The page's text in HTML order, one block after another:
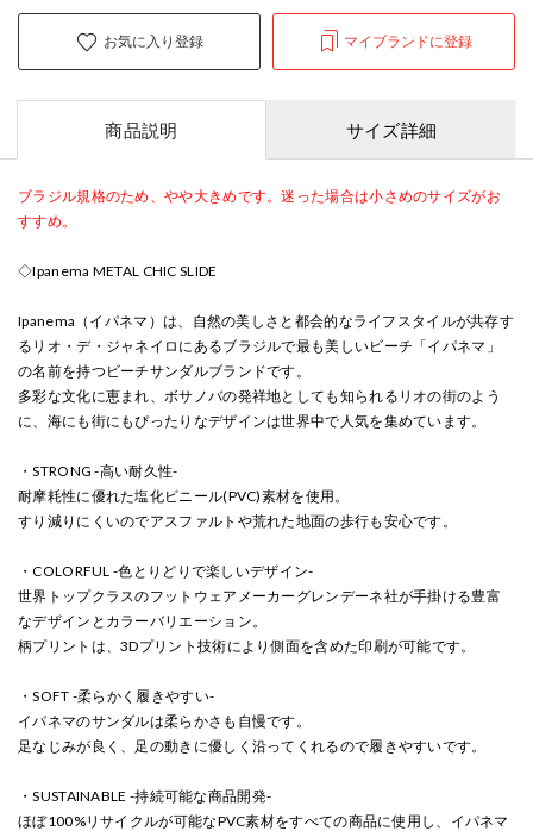
お気に入り登録 マイブランドに登録
商品説明 サイズ詳細
ブラジル規格のため、やや大きめです。迷った場合は小さめのサイズがお
すすめ。
◇Ipanema METAL CHIC SLIDE
Ipanema（イパネマ）は、自然の美しさと都会的なライフスタイルが共存す
るリオ・デ・ジャネイロにあるブラジルで最も美しいビーチ「イパネマ」
の名前を持つビーチサンダルブランドです。
多彩な文化に恵まれ、ボサノバの発祥地としても知られるリオの街のよう
に、海にも街にもぴったりなデザインは世界中で人気を集めています。
・STRONG -高い耐久性-
耐摩耗性に優れた塩化ビニール(PVC)素材を使用。
すり減りにくいのでアスファルトや荒れた地面の歩行も安心です。
・COLORFUL -色とりどりで楽しいデザイン-
世界トップクラスのフットウェアメーカーグレンデーネ社が手掛ける豊富
なデザインとカラーバリエーション。
柄プリントは、3Dプリント技術により側面を含めた印刷が可能です。
・SOFT -柔らかく履きやすい-
イパネマのサンダルは柔らかさも自慢です。
足なじみが良く、足の動きに優しく沿ってくれるので履きやすいです。
・SUSTAINABLE -持続可能な商品開発-
ほぼ100%リサイクルが可能なPVC素材をすべての商品に使用し、イパネマ